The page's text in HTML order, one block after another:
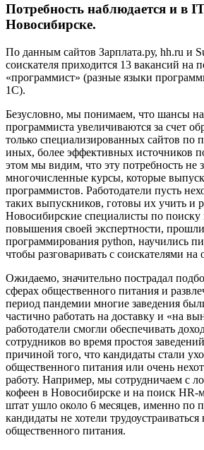
Потребность наблюдается и в
Новосибирске.
По данным сайтов Зарплата.ру, hh.ru и
соискателя приходится 13 вакансий на
«программист» (разные языки
1С).
Безусловно, мы понимаем, что шансы
программиста увеличиваются за счет
только специализированных сайтов по
иных, более эффективных источников
этом мы видим, что эту потребность не
многочисленные курсы, которые
программистов. Работодатели пусть
таких выпускников, готовы их учить и
Новосибирские специалисты по поиску
повышения своей экспертности,
программирования python, научились
чтобы разговаривать с соискателями на
Ожидаемо, значительно пострадал
сферах общественного питания и
период пандемии многие заведения
частично работать на доставку и «на
работодатели смогли обеспечивать
сотрудников во время простоя
причиной того, что кандидаты стали
общественного питания или очень
работу. Например, мы сотрудничаем с
кофеен в Новосибирске и на поиск HR-
штат ушло около 6 месяцев, именно по
кандидаты не хотели
общественного питания.